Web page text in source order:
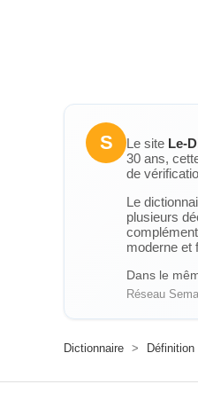
S Le site Le-
30 ans,
de
Le
plusieurs
moderne et
Dans le
Réseau
Dictionnaire > Définition